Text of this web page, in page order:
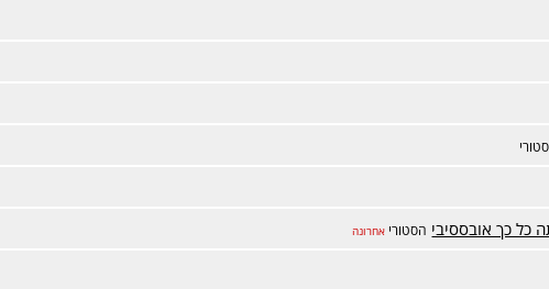
כל כך אובססיבי הסטורי אחרונה